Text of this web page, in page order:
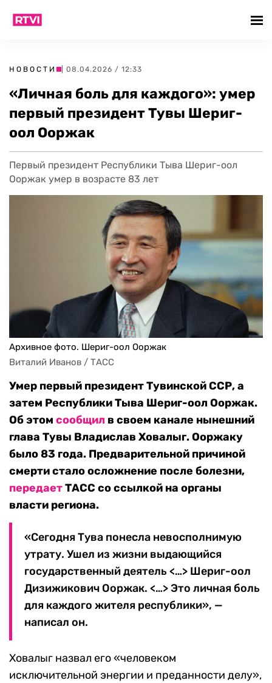
НОВОСТИ | 08.04.2026 / 12:33
«Личная боль для каждого»: умер
первый президент Тувы Шериг-
оол Ооржак
Первый президент Республики Тыва Шериг-оол
Ооржак умер в возрасте 83 лет
Архивное фото. Шериг-оол Ооржак
Виталий Иванов / ТАСС
Умер первый президент Тувинской ССР, а
затем Республики Тыва Шериг-оол Ооржак.
Об этом сообщил в своем канале нынешний
глава Тувы Владислав Ховалыг. Ооржаку
было 83 года. Предварительной причиной
смерти стало осложнение после болезни,
передаетТАСС со ссылкой на органы
власти региона.
«Сегодня Тува понесла невосполнимую
утрату. Ушел из жизни выдающийся
государственный деятель <…> Шериг-оол
Дизижикович Ооржак. <…> Это личная боль
для каждого жителя республики», —
написал он.
Ховалыг назвал его «человеком
исключительной энергии и преданности делу»,